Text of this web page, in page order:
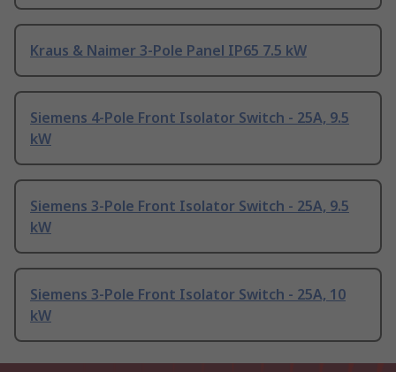
Kraus & Naimer 3-Pole Panel IP65 7.5 kW
Siemens 4-Pole Front Isolator Switch - 25A, 9.5
kW
Siemens 3-Pole Front Isolator Switch - 25A, 9.5
kW
Siemens 3-Pole Front Isolator Switch - 25A, 10
kW